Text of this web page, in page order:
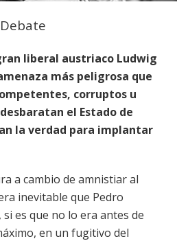
liberal austriaco Ludwig
más peligrosa que
corruptos u
el Estado de
la verdad para implantar
a cambio de amnistiar al
inevitable que Pedro
es que no lo era antes de
en un fugitivo del